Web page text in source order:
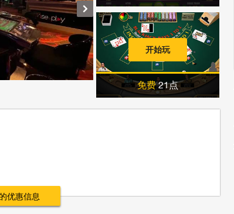
免费21点
开始玩
优惠信息